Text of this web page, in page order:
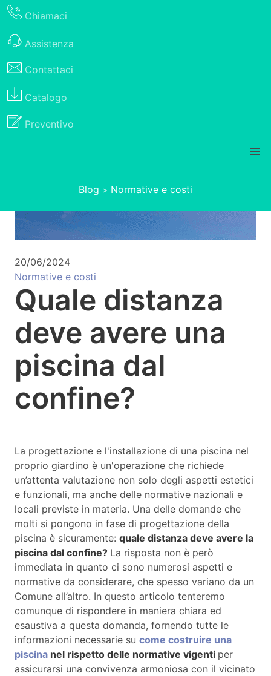
Chiamaci
Assistenza
Contattaci
Catalogo
Preventivo
Blog > Normative e costi
20/06/2024
Normative e costi
Quale distanza
deve avere una
piscina dal
confine?
La progettazione e l'installazione di una piscina nel
proprio giardino è un'operazione che richiede
un’attenta valutazione non solo degli aspetti estetici
e funzionali, ma anche delle normative nazionali e
locali previste in materia. Una delle domande che
molti si pongono in fase di progettazione della
piscina è sicuramente: quale distanza deve avere la
piscina dal confine? La risposta non è però
immediata in quanto ci sono numerosi aspetti e
normative da considerare, che spesso variano da un
Comune all’altro. In questo articolo tenteremo
comunque di rispondere in maniera chiara ed
esaustiva a questa domanda, fornendo tutte le
informazioni necessarie su come costruire una
piscina nel rispetto delle normative vigenti per
assicurarsi una convivenza armoniosa con il vicinato